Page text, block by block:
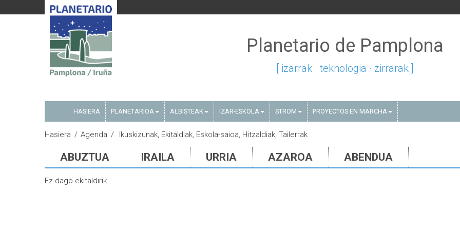
Planetario de Pamplona
[ izarrak · teknologia · zirrarak ]
HASIERA PLANETARIOA ALBISTEAK IZAR-ESKOLA STROM PROYECTOS EN MARCHA
Hasiera Agenda Ikuskizunak, Ekitaldiak, Eskola-saioa, Hitzaldiak, Tailerrak
ABUZTUA IRAILA URRIA AZAROA ABENDUA
Ez dago ekitaldirik.